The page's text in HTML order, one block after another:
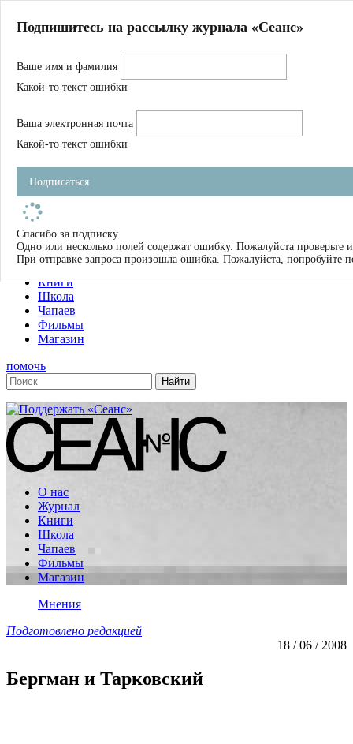
Магазин
Журнал
Школа
Устав
Фильмы
Имена
Тэги
О нас
Журнал
Книги
Школа
Чапаев
Фильмы
Магазин
помочь
О нас
Журнал
Книги
Школа
Чапаев
Фильмы
Магазин
Мнения
Подготовлено редакцией
18 / 06 / 2008
Бергман и Тарковский
Подпишитесь на рассылку журнала «Сеанс»
Ваше имя и фамилия
Какой-то текст ошибки
Ваша электронная почта
Какой-то текст ошибки
Подписаться
Спасибо за подписку.
Одно или несколько полей содержат ошибку. Пожалуйста проверьте
При отправке запроса произошла ошибка. Пожалуйста, попробуйте